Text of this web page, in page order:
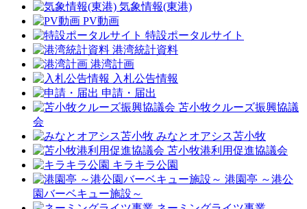
気象情報(東港)
PV動画
特設ポータルサイト
港湾統計資料
港湾計画
入札公告情報
申請・届出
苫小牧クルーズ振興協議
会
みなとオアシス苫小牧
苫小牧港利用促進協議会
キラキラ公園
港園亭 ～港公
園バーベキュー施設～